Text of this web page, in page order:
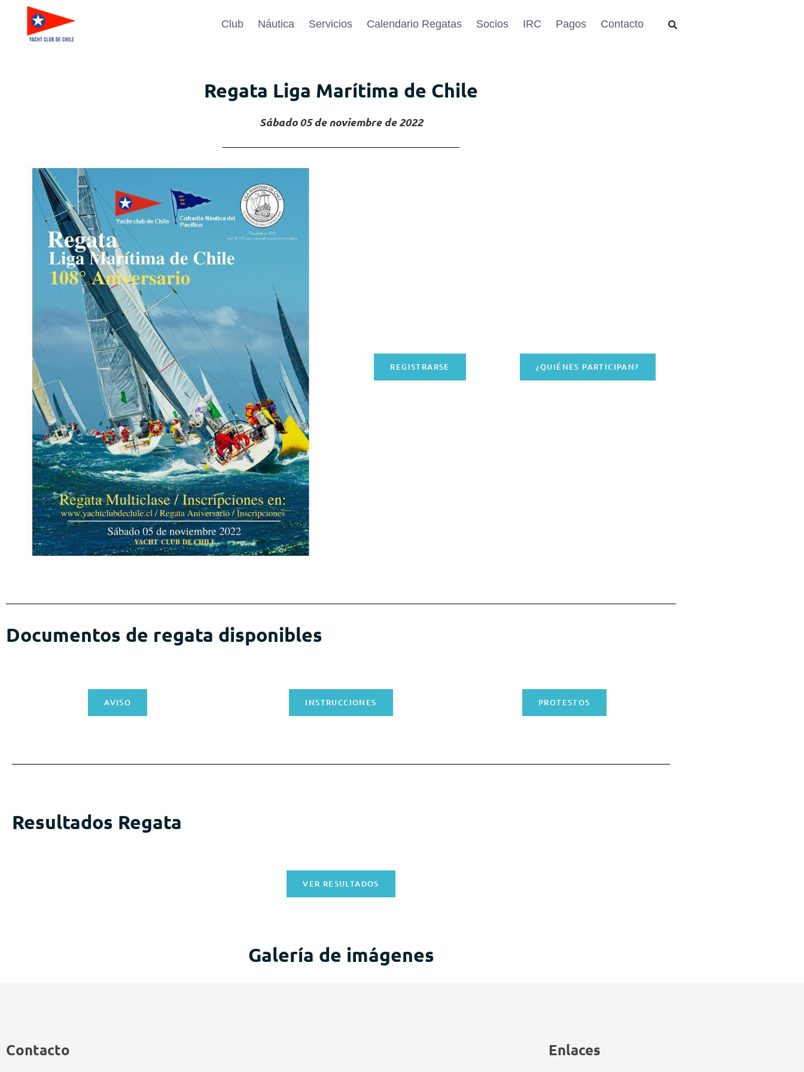
Club Náutica Servicios Calendario Regatas Socios IRC Pagos Contacto
Regata Liga Marítima de Chile
Sábado 05 de noviembre de 2022
REGISTRARSE ¿QUIÉNES PARTICIPAN?
Documentos de regata disponibles
AVISO INSTRUCCIONES PROTESTOS
Resultados Regata
VER RESULTADOS
Galería de imágenes
Contacto Enlaces